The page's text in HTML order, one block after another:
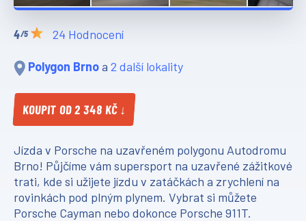
/5 24 Hodnocení
Polygon Brno a 2 další lokality
KOUPIT OD 2 348 KČ ↓
Jízda v Porsche na uzavřeném polygonu Autodromu
Brno! Půjčíme vám supersport na uzavřené zážitkové
trati, kde si užijete jízdu v zatáčkách a zrychlení na
rovinkách pod plným plynem. Vybrat si můžete
Porsche Cayman nebo dokonce Porsche 911T.